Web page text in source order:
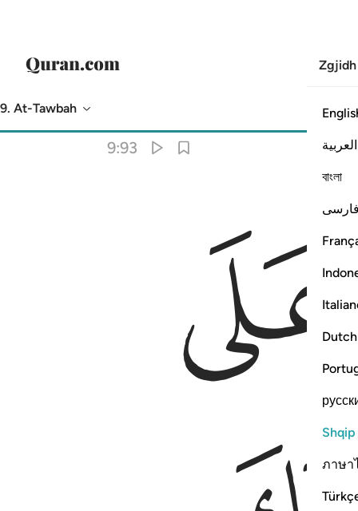
العربية
বাংলা
Dutch
Shqip
ภาษา
9. At-Tawbah
9:93
٩٣ﲸ